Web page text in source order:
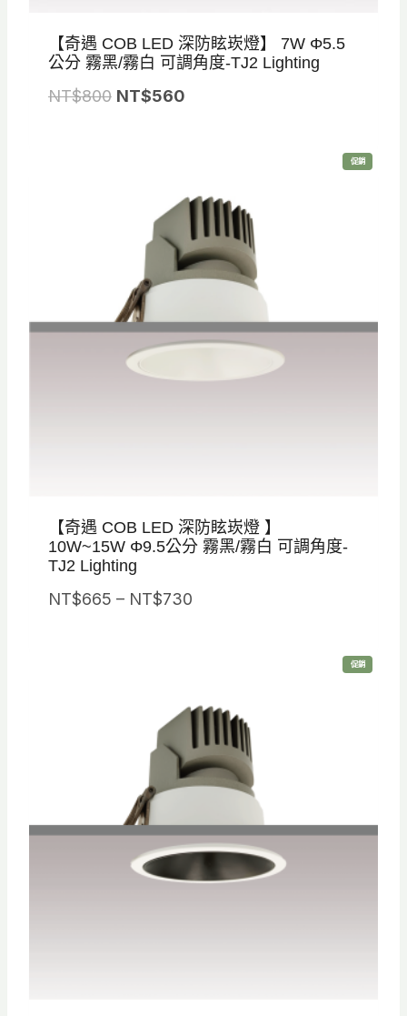
【奇遇 COB LED 深防眩崁燈】 7W Φ5.5
公分 霧黑/霧白 可調角度-TJ2 Lighting
NT$800 原
0
。
NT$560目
：
N
T
$
6
0
促銷特
價
【奇遇 COB LED 深防眩崁燈 】
10W~15W Φ9.5公分 霧黑/霧白 可調角度-
TJ2 Lighting
NT$665 – NT$730價
N
T
$
6
5
到
促銷特
價